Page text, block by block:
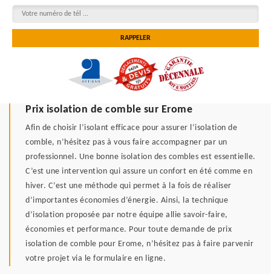
Prix isolation de comble sur Erome
Afin de choisir l’isolant efficace pour assurer l’isolation de
comble, n’hésitez pas à vous faire accompagner par un
professionnel. Une bonne isolation des combles est essentielle.
C’est une intervention qui assure un confort en été comme en
hiver. C’est une méthode qui permet à la fois de réaliser
d’importantes économies d’énergie. Ainsi, la technique
d’isolation proposée par notre équipe allie savoir-faire,
économies et performance. Pour toute demande de prix
isolation de comble pour Erome, n’hésitez pas à faire parvenir
votre projet via le formulaire en ligne.